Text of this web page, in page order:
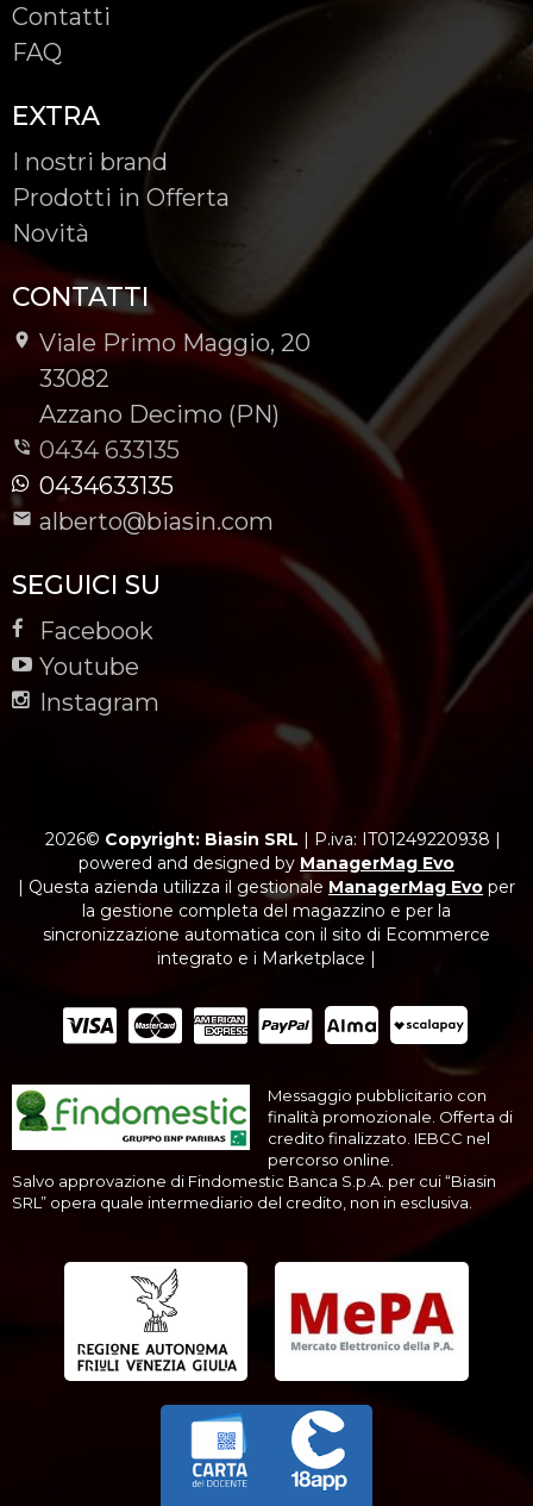
Contatti
FAQ
EXTRA
I nostri brand
Prodotti in Offerta
Novità
CONTATTI
Viale Primo Maggio, 20
-
33082
-
Azzano Decimo (PN)
0434 633135
0434633135
alberto@biasin.com
SEGUICI SU
Facebook
Youtube
Instagram
2026© Copyright: Biasin SRL | P.iva: IT01249220938 |
powered and designed by ManagerMag Evo
| Questa azienda utilizza il gestionale ManagerMag Evo per
la gestione completa del magazzino e per la
sincronizzazione automatica con il sito di Ecommerce
integrato e i Marketplace |
Messaggio pubblicitario con
finalità promozionale. Offerta di
credito finalizzato. IEBCC nel
percorso online.
Salvo approvazione di Findomestic Banca S.p.A. per cui “Biasin
SRL” opera quale intermediario del credito, non in esclusiva.